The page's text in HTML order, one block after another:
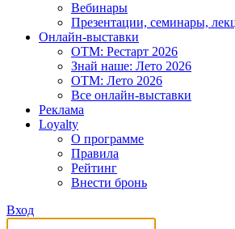
Вебинары
Презентации, семинары,
Онлайн-выставки
OTM: Рестарт 2026
Знай наше: Лето 2026
OTM: Лето 2026
Все онлайн-выставки
Реклама
Loyalty
О программе
Правила
Рейтинг
Внести бронь
Вход